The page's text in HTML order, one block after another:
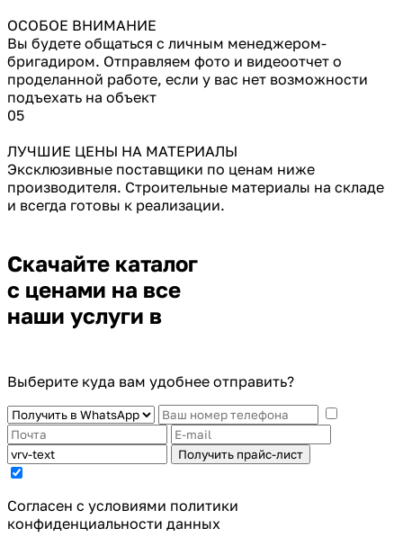
ОСОБОЕ ВНИМАНИЕ
Вы будете общаться с личным менеджером-
бригадиром. Отправляем фото и видеоотчет о
проделанной работе, если у вас нет возможности
подъехать на объект
05
ЛУЧШИЕ ЦЕНЫ НА МАТЕРИАЛЫ
Эксклюзивные поставщики по ценам ниже
производителя. Строительные материалы на складе
и всегда готовы к реализации.
Скачайте каталог
с ценами на все
наши услуги в
Выберите куда вам удобнее отправить?
Получить прайс-лист
Cогласен с условиями политики
конфиденциальности данных